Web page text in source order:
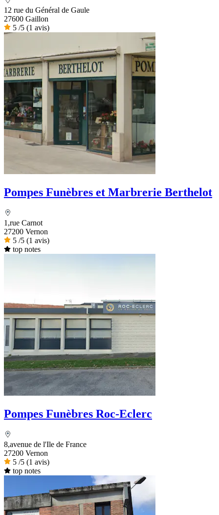
12 rue du Général de Gaule
27600 Gaillon
5 /5 (1 avis)
Pompes Funèbres et Marbrerie Berthelot
1,rue Carnot
27200 Vernon
5 /5 (1 avis)
top notes
Pompes Funèbres Roc-Eclerc
8,avenue de l'Ile de France
27200 Vernon
5 /5 (1 avis)
top notes